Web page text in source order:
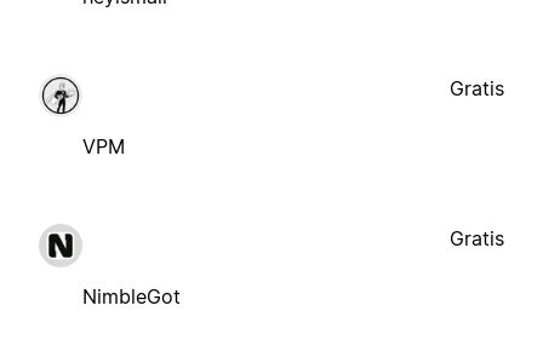
VPM
Gratis
NimbleGot
Gratis